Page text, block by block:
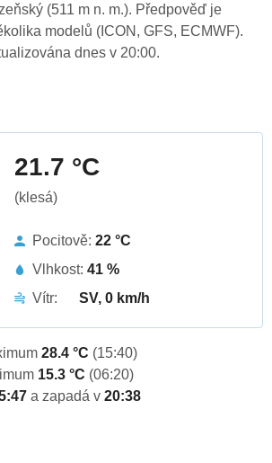
(511 m n. m.). Předpověď je
modelů (ICON, GFS, ECMWF).
dnes v 20:00.
21.7 °C
(klesá)
Pocitově: 22 °C
Vlhkost: 41 %
Vítr:
SV, 0 km/h
28.4 °C (15:40)
15.3 °C (06:20)
a zapadá v 20:38